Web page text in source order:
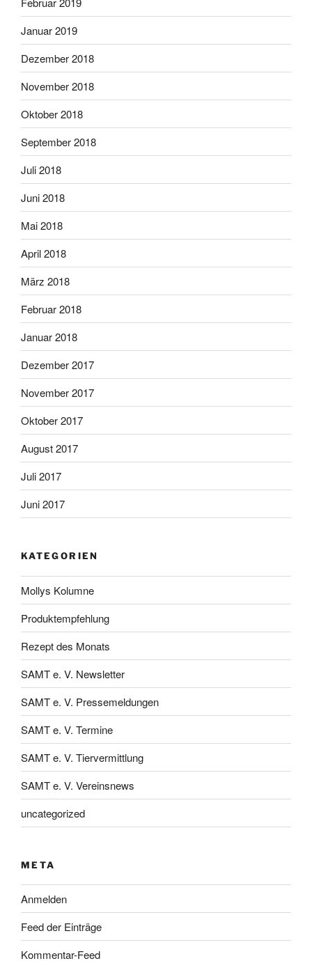
Januar 2019
Dezember 2018
November 2018
Oktober 2018
September 2018
Juli 2018
Juni 2018
Mai 2018
April 2018
März 2018
Februar 2018
Januar 2018
Dezember 2017
November 2017
Oktober 2017
August 2017
Juli 2017
Juni 2017
KATEGORIEN
Mollys Kolumne
Produktempfehlung
Rezept des Monats
SAMT e. V. Newsletter
SAMT e. V. Pressemeldungen
SAMT e. V. Termine
SAMT e. V. Tiervermittlung
SAMT e. V. Vereinsnews
uncategorized
META
Anmelden
Feed der Einträge
Kommentar-Feed